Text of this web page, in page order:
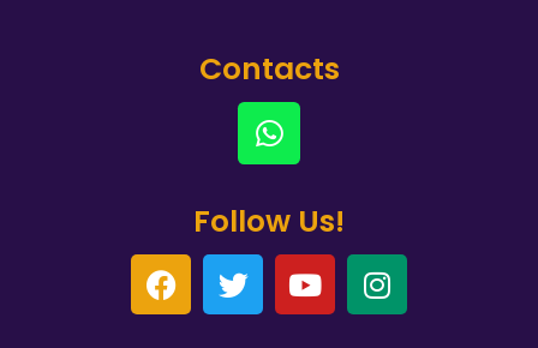
Contacts
Follow Us!